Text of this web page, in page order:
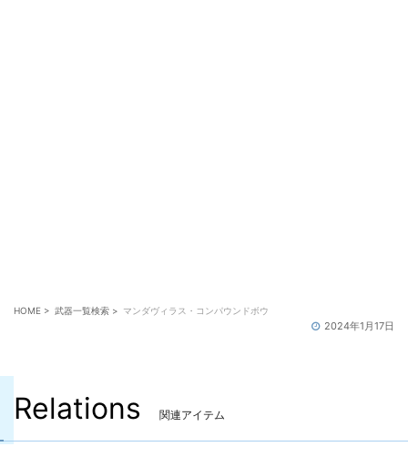
HOME > 武器一覧検索 > マンダヴィラス・コンパウンドボウ
2024年1月17日
Relations 関連アイテム